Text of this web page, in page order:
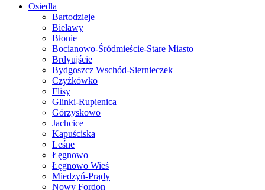
Osiedla
Bartodzieje
Bielawy
Błonie
Bocianowo-Śródmieście-Stare Miasto
Brdyujście
Bydgoszcz Wschód-Siernieczek
Czyżkówko
Flisy
Glinki-Rupienica
Górzyskowo
Jachcice
Kapuściska
Leśne
Łęgnowo
Łęgnowo Wieś
Miedzyń-Prądy
Nowy Fordon